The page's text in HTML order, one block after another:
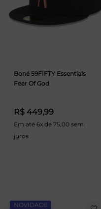
Boné 59FIFTY Essentials
Fear Of God
R$ 449,99
Em até 6x de 75,00 sem
juros
NOVIDADE